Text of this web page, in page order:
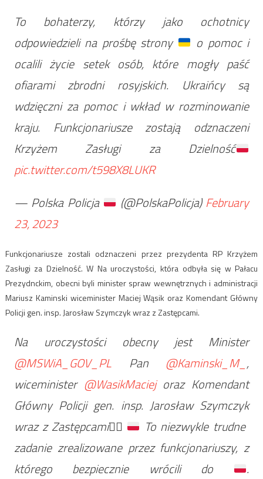
To bohaterzy, którzy jako ochotnicy
odpowiedzieli na prośbę strony
o pomoc i
ocalili życie setek osób, które mogły paść
ofiarami zbrodni rosyjskich. Ukraińcy są
wdzięczni za pomoc i wkład w rozminowanie
kraju. Funkcjonariusze zostają odznaczeni
Krzyżem Zasługi za Dzielność
pic.twitter.com/t598X8LUKR
— Polska Policja
(@PolskaPolicja)February
23, 2023
Funkcjonariusze zostali odznaczeni przez prezydenta RP Krzyżem
Zasługi za Dzielność. W Na uroczystości, która odbyła się w Pałacu
Prezydnckim, obecni byli minister spraw wewnętrznych i administracji
Mariusz Kaminski wiceminister Maciej Wąsik oraz Komendant Główny
Policji gen. insp. Jarosław Szymczyk wraz z Zastępcami.
Na uroczystości obecny jest Minister
@MSWiA_GOV_PLPan @Kaminski_M_,
wiceminister @WasikMaciejoraz Komendant
Główny Policji gen. insp. Jarosław Szymczyk
wraz z Zastępcami👮‍♂️
To niezwykle trudne
zadanie zrealizowane przez funkcjonariuszy, z
którego bezpiecznie wrócili do
.